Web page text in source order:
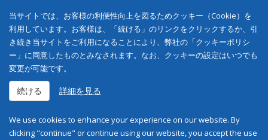
当サイトでは、お客様の利便性向上を図るためクッキー（Cookie）を
利用しています。お客様は、「続ける」のリンクをクリックするか、引
き続き当サイトをご利用になることにより、弊社の「クッキーポリシ
ー」に同意したものとみなされます。なお、クッキーの設定はいつでも
変更が可能です。
続ける 詳細を見る
We use cookies to enhance your experience on our website. By
clicking "continue" or continue using our website, you accept the use